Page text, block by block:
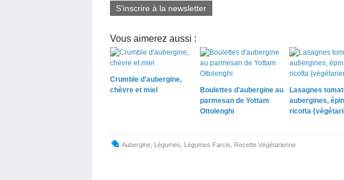
S'inscrire à la newsletter
Vous aimerez aussi :
Crumble d'aubergine,
chèvre et miel
Boulettes d'aubergine au
parmesan de Yottam
Ottolenghi
Lasagnes
aubergines,
ricotta
Aubergine Légumes Légumes Farcis Recette Végétarienne